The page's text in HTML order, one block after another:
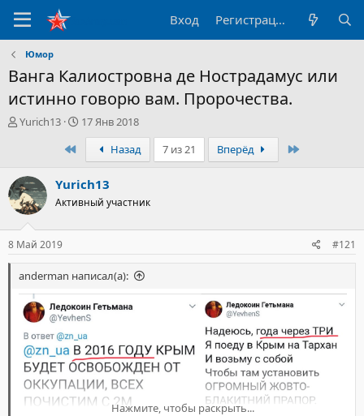
Вход Регистрация
Юмор
Ванга Калиостровна де Нострадамус или
истинно говорю вам. Пророчества.
А
р
т
е
м
ы
Yurich13
Д
а
н
а
ч
17 Янв 2018
ПервыйНазад 7 из 21 Вперёд
Yurich13
Активный участник
8 Май 2019 #121
anderman написал(а):
Нажмите, чтобы раскрыть...